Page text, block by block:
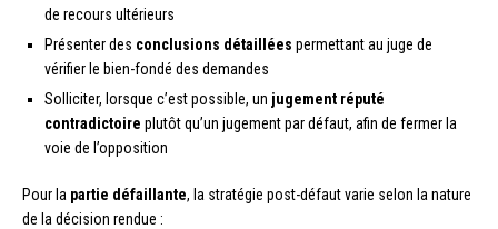
de recours ultérieurs
Présenter des conclusions détaillées permettant au juge de
vérifier le bien-fondé des demandes
Solliciter, lorsque c’est possible, un jugement réputé
contradictoire plutôt qu’un jugement par défaut, afin de fermer la
voie de l’opposition
Pour la partie défaillante, la stratégie post-défaut varie selon la nature
de la décision rendue :